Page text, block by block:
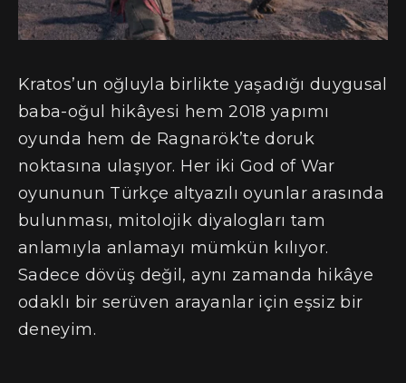
Kratos’un oğluyla birlikte yaşadığı duygusal
baba-oğul hikâyesi hem 2018 yapımı
oyunda hem de Ragnarök’te doruk
noktasına ulaşıyor. Her iki God of War
oyununun Türkçe altyazılı oyunlar arasında
bulunması, mitolojik diyalogları tam
anlamıyla anlamayı mümkün kılıyor.
Sadece dövüş değil, aynı zamanda hikâye
odaklı bir serüven arayanlar için eşsiz bir
deneyim.